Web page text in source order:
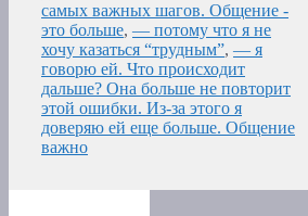
самых важных шагов. Общение -
это больше, — потому что я не
хочу казаться “трудным”, — я
говорю ей. Что происходит
дальше? Она больше не повторит
этой ошибки. Из-за этого я
доверяю ей еще больше. Общение
важно